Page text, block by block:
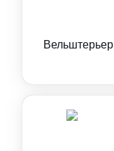
Вельштерьер